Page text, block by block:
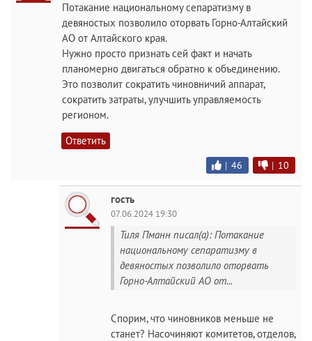
Потакание национальному сепаратизму в
девяностых позволило оторвать Горно-Алтайский
АО от Алтайского края.
Нужно просто признать сей факт и начать
планомерно двигаться обратно к объединению.
Это позволит сократить чиновничий аппарат,
сократить затраты, улучшить управляемость
регионом.
Ответить
| 46 | 10
гость
07.06.2024 19:30
Тиля Пманн писал(а): Потакание
национальному сепаратизму в
девяностых позволило оторвать
Горно-Алтайский АО от...
Спорим, что чиновников меньше не
станет? Насочиняют комитетов, отделов,